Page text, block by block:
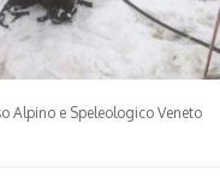
Alpino e Speleologico Veneto